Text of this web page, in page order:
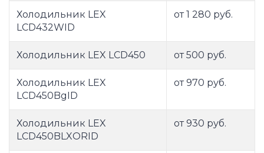
Холодильник LEX
LCD432WID
от 1 280 руб.
Холодильник LEX LCD450 от 500 руб.
Холодильник LEX
LCD450BgID
от 970 руб.
Холодильник LEX
LCD450BLXORID
от 930 руб.